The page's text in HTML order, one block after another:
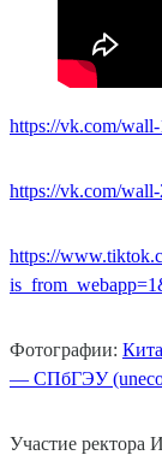
https://vk.com/
https://vk.com/
https://
Фотографии:
— СПбГЭУ
Участие ректора